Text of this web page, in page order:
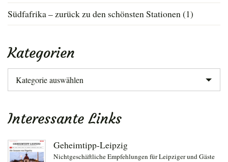
Südfafrika – zurück zu den schönsten Stationen (1)
Kategorien
Kategorien
Interessante Links
Geheimtipp-Leipzig
Nichtgeschäftliche Empfehlungen für Leipziger und Gäste